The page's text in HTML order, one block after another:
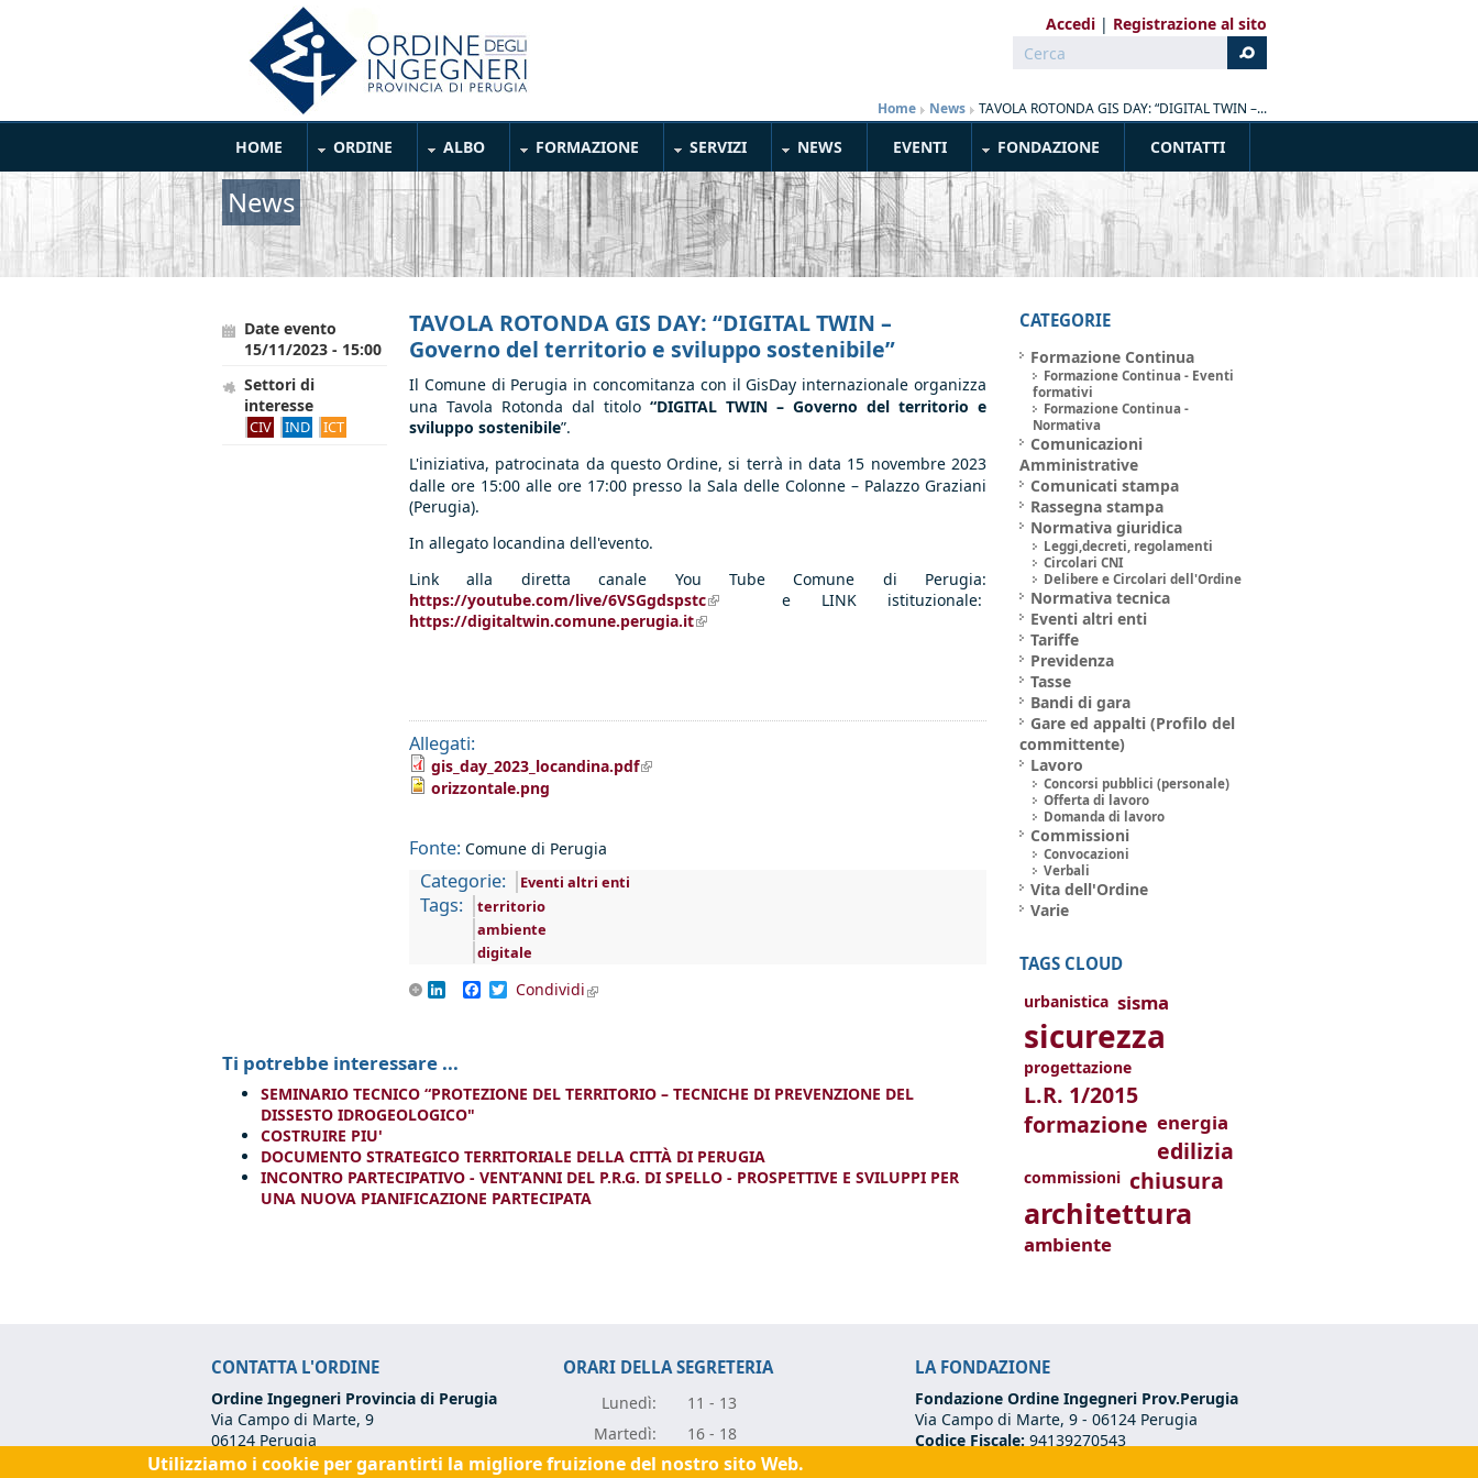
Accedi Registrazione al sito
Form di ricerca
Cerca
Home » News » TAVOLA ROTONDA GIS DAY: “DIGITAL TWIN –...
Main Menu
HOME ORDINE ALBO FORMAZIONE SERVIZI NEWS EVENTI FONDAZIONE CONTATTI
News
Date evento
15/11/2023 - 15:00
Settori di
interesse
CIV IND ICT
TAVOLA ROTONDA GIS DAY: “DIGITAL TWIN –
Governo del territorio e sviluppo sostenibile”
Il Comune di Perugia in concomitanza con il GisDay internazionale organizza
una Tavola Rotonda dal titolo “DIGITAL TWIN – Governo del territorio e
sviluppo sostenibile”.
L'iniziativa, patrocinata da questoOrdine,si terrà in data 15 novembre 2023
dalle ore 15:00 alle ore 17:00 presso la Sala delle Colonne – Palazzo Graziani
(Perugia).
In allegato locandina dell'evento.
Link alla diretta canale You Tube Comune di Perugia:
https://youtube.com/live/6VSGgdspstc(link is external)
e LINK istituzionale:
https://digitaltwin.comune.perugia.it(link is external)
Allegati:
gis_day_2023_locandina.pdf(link is external)
orizzontale.png
Fonte: Comune di Perugia
Categorie: Eventi altri enti
Tags:
territorio
ambiente
digitale
LinkedInFacebook
Twitter
Condividi(link is external)
Ti potrebbe interessare ...
SEMINARIO TECNICO “PROTEZIONE DEL TERRITORIO – TECNICHE DI PREVENZIONE DEL
DISSESTO IDROGEOLOGICO"
COSTRUIRE PIU'
DOCUMENTO STRATEGICO TERRITORIALE DELLA CITTÀ DI PERUGIA
INCONTRO PARTECIPATIVO - VENT’ANNI DEL P.R.G. DI SPELLO - PROSPETTIVE E SVILUPPI PER
UNA NUOVA PIANIFICAZIONE PARTECIPATA
CATEGORIE
Formazione Continua
Formazione Continua - Eventi
formativi
Formazione Continua -
Normativa
Comunicazioni
Amministrative
Comunicati stampa
Rassegna stampa
Normativa giuridica
Leggi,decreti, regolamenti
Circolari CNI
Delibere e Circolari dell'Ordine
Normativa tecnica
Eventi altri enti
Tariffe
Previdenza
Tasse
Bandi di gara
Gare ed appalti (Profilo del
committente)
Lavoro
Concorsi pubblici (personale)
Offerta di lavoro
Domanda di lavoro
Commissioni
Convocazioni
Verbali
Vita dell'Ordine
Varie
TAGS CLOUD
urbanistica sisma
sicurezza
progettazione
L.R. 1/2015
formazione energia
edilizia
commissioni chiusura
architettura
ambiente
CONTATTA L'ORDINE
Ordine Ingegneri Provincia di Perugia
Via Campo di Marte, 9
06124 Perugia
Codice Fiscale:80017570542
ORARI DELLA SEGRETERIA
Lunedì:
11 - 13
Martedì:
16 - 18
Mercoledì: 11 - 13
LA FONDAZIONE
Fondazione Ordine Ingegneri Prov.Perugia
Via Campo di Marte, 9 - 06124 Perugia
Codice Fiscale: 94139270543
Utilizziamo i cookie per garantirti la migliore fruizione del nostro sito Web.